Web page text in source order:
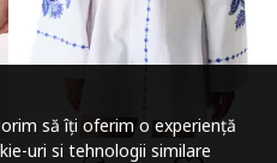
să îți oferim o experiență
uri si tehnologii similare
Micsoreaza